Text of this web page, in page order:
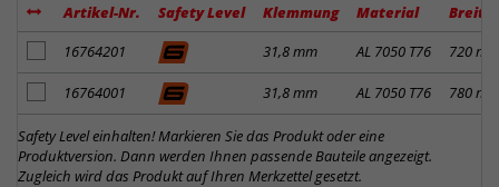
Artikel-Nr. Safety Level Klemmung Material
Breite
Artikel zum Merkzettel hinzufügen
16764201 31,8 mm AL 7050 T76 720 mm
Artikel zum Merkzettel hinzufügen
16764001 31,8 mm AL 7050 T76 780 mm
Safety Level einhalten! Markieren Sie das Produkt oder eine
Produktversion. Dann werden Ihnen passende Bauteile angezeigt.
Zugleich wird das Produkt auf Ihren Merkzettel gesetzt.